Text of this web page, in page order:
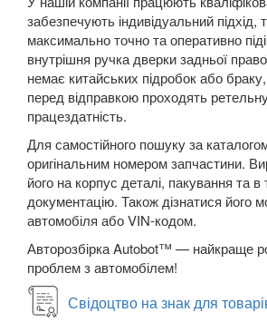
CX-5 I (KE)
CX-5 II (KF)
CX-50
CX-60
CX-7 I (ER)
CX-80
CX-9 I (TB)
CX-9 II (TC)
забезпечують індивідуальний підхід,
максимально точно та оперативно
внутрішня ручка дверки задньої
немає китайських підробок або браку,
перед відправкою проходять
працездатність.
Для самостійного пошуку за
оригінальним номером запчастини.
його на корпус деталі, пакування та в
документацію. Також дізнатися його
автомобіля або VIN-кодом.
Авторозбірка Autobot™ — найкраще
проблем з автомобілем!
Свідоцтво на знак для